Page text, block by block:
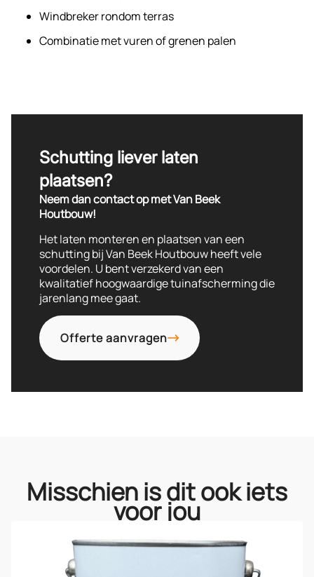
erfafscheiding
Windbreker rondom terras
Combinatie met vuren of grenen palen
Schutting liever laten
plaatsen?
Neem dan contact op met Van Beek
Houtbouw!
Het laten monteren en plaatsen van een
schutting bij Van Beek Houtbouw heeft vele
voordelen. U bent verzekerd van een
kwalitatief hoogwaardige tuinafscherming die
jarenlang mee gaat.
Offerte aanvragen
Misschien is dit ook iets
voor jou